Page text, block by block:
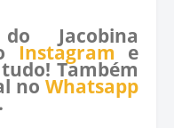
Jacobina
Instagram e
Também
no Whatsapp
.